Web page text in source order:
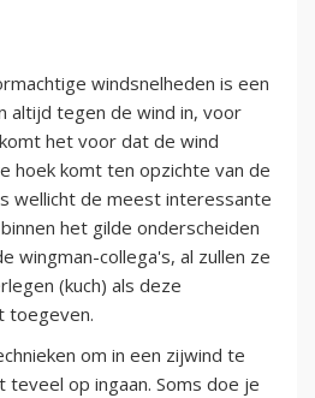
windsnelheden is een
altijd tegen de wind in, voor
het voor dat de wind
hoek komt ten opzichte van de
wellicht de meest interessante
het gilde onderscheiden
wingman-collega's, al zullen ze
(kuch) als deze
toegeven.
om in een zijwind te
teveel op ingaan. Soms doe je